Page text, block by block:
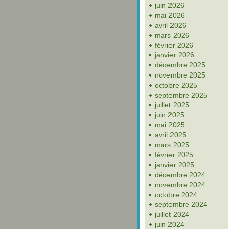
juin 2026
mai 2026
avril 2026
mars 2026
février 2026
janvier 2026
décembre 2025
novembre 2025
octobre 2025
septembre 2025
juillet 2025
juin 2025
mai 2025
avril 2025
mars 2025
février 2025
janvier 2025
décembre 2024
novembre 2024
octobre 2024
septembre 2024
juillet 2024
juin 2024